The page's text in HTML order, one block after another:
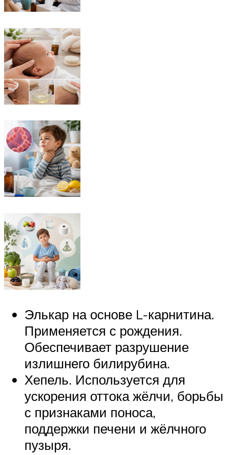
Элькар на основе L-карнитина.
Применяется с рождения.
Обеспечивает разрушение
излишнего билирубина.
Хепель. Используется для
ускорения оттока жёлчи, борьбы
с признаками поноса,
поддержки печени и жёлчного
пузыря.